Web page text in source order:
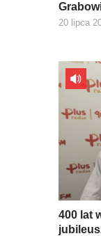
20 lipca
400 lat